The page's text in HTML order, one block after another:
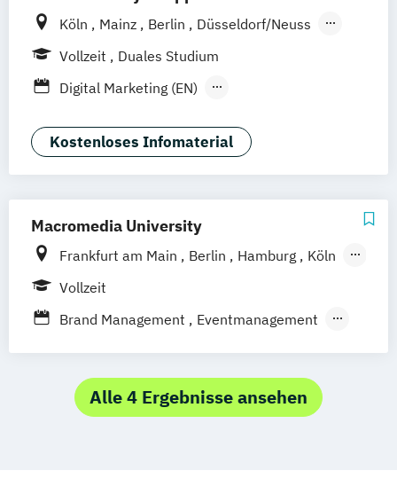
Köln Mainz Berlin
Düsseldorf/Neuss
Solingen
Hamburg Rheine
Vollzeit
Duales Studium
Digital Marketing (EN)
Brand Management (dual)
General Management-Spezialisierung
Marketing-
Medien- und Eventmanagement (dual)
Kostenloses Infomaterial
Macromedia University
Frankfurt am Main Berlin Hamburg
Köln
Leipzig
Vollzeit
Brand Management
Eventmanagement
Medien- und Kommuni­kations­management
Alle 4 Ergebnisse ansehen